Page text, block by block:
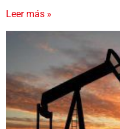
Leer más »